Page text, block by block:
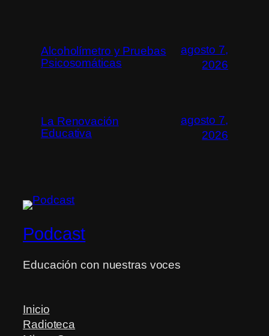
Alcoholímetro y Pruebas
Psicosomáticas
agosto 7,
2026
La Renovación
Educativa
agosto 7,
2026
Podcast
Educación con nuestras voces
Inicio
Radioteca